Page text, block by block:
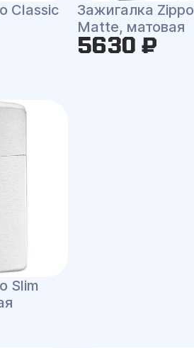
Classic
Зажигалка
Matte, матовая
5630 ₽
Slim